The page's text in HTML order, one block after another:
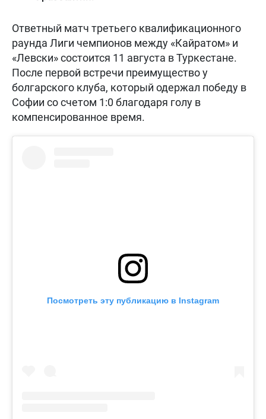
Ответный матч третьего квалификационного
раунда Лиги чемпионов между «Кайратом» и
«Левски» состоится 11 августа в Туркестане.
После первой встречи преимущество у
болгарского клуба, который одержал победу в
Софии со счетом 1:0 благодаря голу в
компенсированное время.
Посмотреть эту публикацию в Instagram